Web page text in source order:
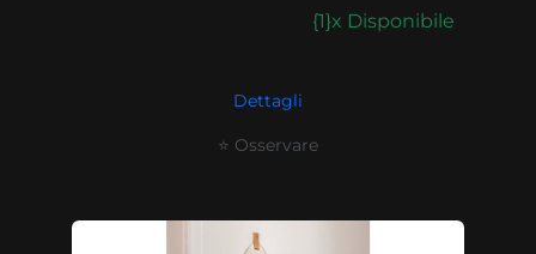
{1}x Disponibile
Dettagli
⭐ Osservare